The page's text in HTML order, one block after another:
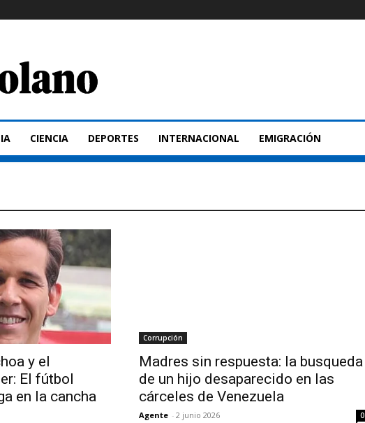
CIENCIA DEPORTES INTERNACIONAL EMIGRACIÓN
y el
El fútbol
en la cancha
Corrupción
Madres sin respuesta: la busqueda
de un hijo desaparecido en las
cárceles de Venezuela
Agente - 2 junio 2026 0